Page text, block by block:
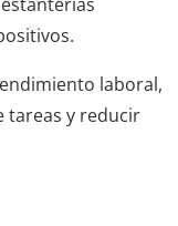
laboral,
tareas y reducir